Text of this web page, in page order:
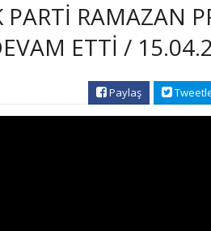
PARTİ RAMAZAN
ETTİ /
Paylaş